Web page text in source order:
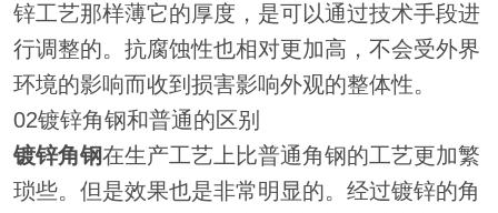
锌工艺那样薄它的厚度，是可以通过技术手段进
行调整的。抗腐蚀性也相对更加高，不会受外界
环境的影响而收到损害影响外观的整体性。
02镀锌角钢和普通的区别
镀锌角钢在生产工艺上比普通角钢的工艺更加繁
琐些。但是效果也是非常明显的。经过镀锌的角